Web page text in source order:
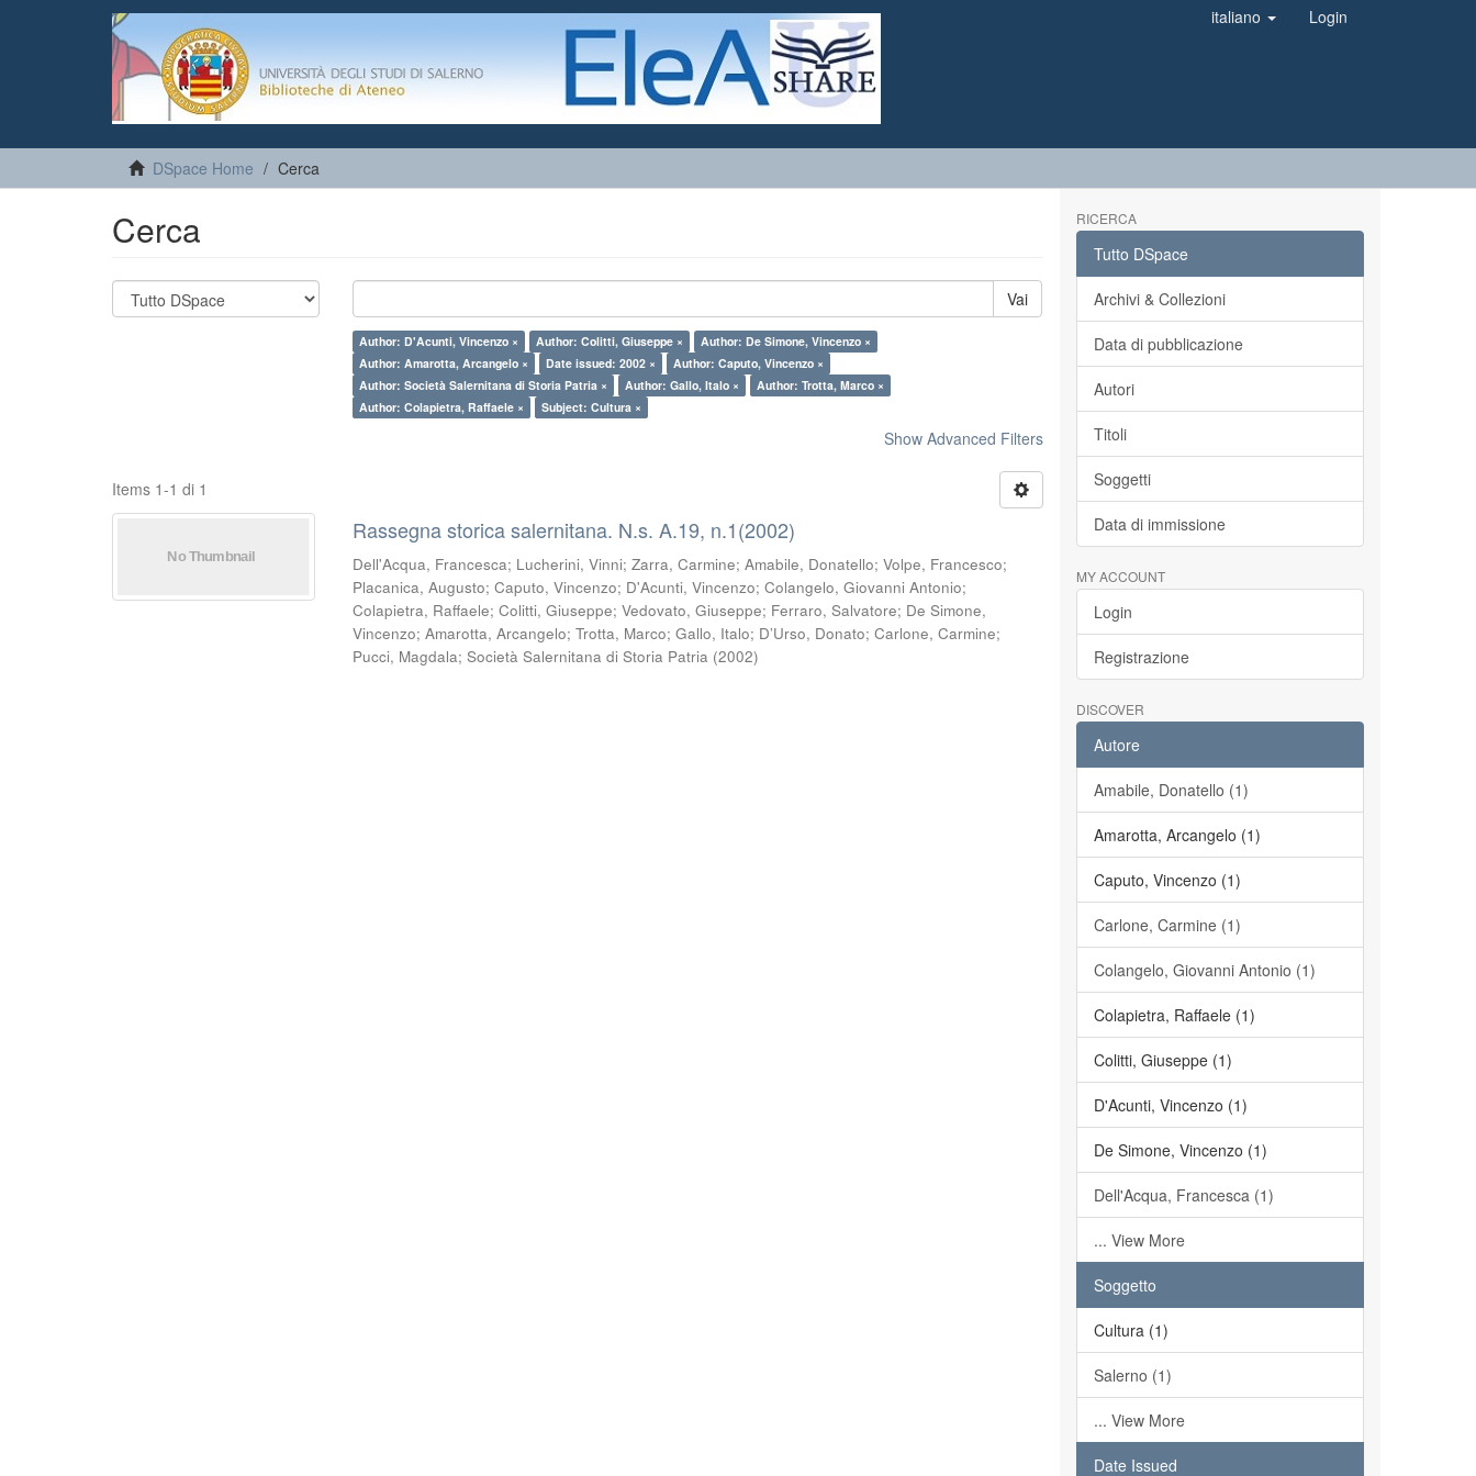
italiano Login
DSpace Home Cerca
Cerca
Vai
Author: D'Acunti, Vincenzo × Author: Colitti, Giuseppe ×
Author: De Simone, Vincenzo ×
Author: Amarotta, Arcangelo ×
Date issued: 2002 ×
Author: Caputo, Vincenzo ×
Author: Società Salernitana di Storia Patria ×
Author: Gallo, Italo ×
Author: Trotta, Marco ×
Author: Colapietra, Raffaele ×
Subject: Cultura ×
Show Advanced Filters
Items 1-1 di 1
Rassegna storica salernitana. N.s. A.19, n.1(2002)
Dell'Acqua, Francesca; Lucherini, Vinni;Zarra, Carmine;Amabile, Donatello;Volpe, Francesco;
Placanica, Augusto;Caputo, Vincenzo; D'Acunti, Vincenzo;Colangelo, Giovanni Antonio;
Colapietra, Raffaele;Colitti, Giuseppe;Vedovato, Giuseppe; Ferraro, Salvatore; De Simone,
Vincenzo;Amarotta, Arcangelo;Trotta, Marco;Gallo, Italo; D’Urso, Donato;Carlone, Carmine;
Pucci, Magdala;Società Salernitana di Storia Patria (2002)
RICERCA
Tutto DSpace
Archivi & Collezioni
Data di pubblicazione
Autori
Titoli
Soggetti
Data di immissione
MY ACCOUNT
Login
Registrazione
DISCOVER
Autore
Amabile, Donatello (1)
Amarotta, Arcangelo (1)
Caputo, Vincenzo (1)
Carlone, Carmine (1)
Colangelo, Giovanni Antonio (1)
Colapietra, Raffaele (1)
Colitti, Giuseppe (1)
D'Acunti, Vincenzo (1)
De Simone, Vincenzo (1)
Dell'Acqua, Francesca (1)
... View More
Soggetto
Cultura (1)
Salerno (1)
... View More
Date Issued